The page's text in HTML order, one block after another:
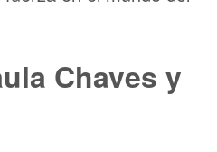
Chaves y